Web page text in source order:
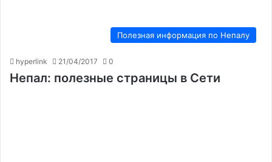
Полезная информация по Непалу
hyperlink 21/04/2017 0
Непал: полезные страницы в Сети